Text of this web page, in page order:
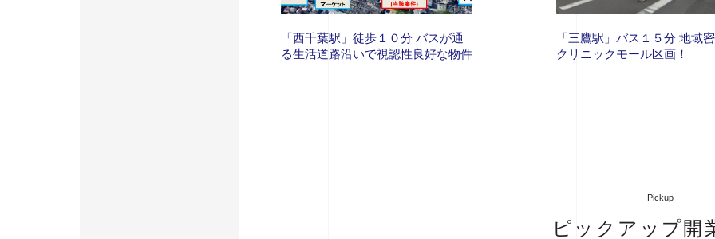
「西千葉駅」徒歩１０分 バスが通
る生活道路沿いで視認性良好な物件
「三鷹駅」バス１５分 地域
クリニックモール区画！
Pickup
ピックアップ開